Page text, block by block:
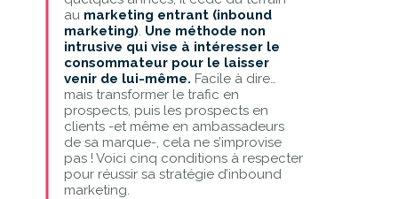
au marketing entrant (inbound
marketing). Une méthode non
intrusive qui vise à intéresser le
consommateur pour le laisser
venir de lui-même. Facile à dire…
mais transformer le trafic en
prospects, puis les prospects en
clients -et même en ambassadeurs
de sa marque-, cela ne s’improvise
pas ! Voici cinq conditions à respecter
pour réussir sa stratégie d’inbound
marketing.